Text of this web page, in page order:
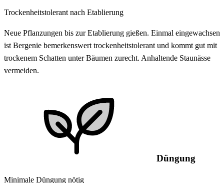
Trockenheitstolerant nach Etablierung
Neue Pflanzungen bis zur Etablierung gießen. Einmal eingewachsen
ist Bergenie bemerkenswert trockenheitstolerant und kommt gut mit
trockenem Schatten unter Bäumen zurecht. Anhaltende Staunässe
vermeiden.
Düngung
Minimale Düngung nötig